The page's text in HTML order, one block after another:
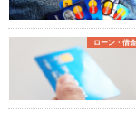
ローン・借金